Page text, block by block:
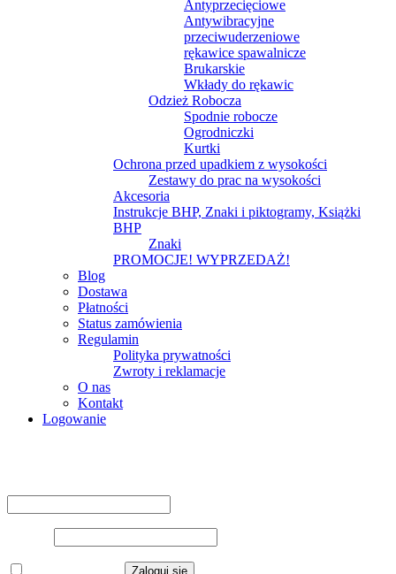
Antyprzecięciowe
Antywibracyjne
przeciwuderzeniowe
rękawice spawalnicze
Brukarskie
Wkłady do rękawic
Odzież Robocza
Spodnie robocze
Ogrodniczki
Kurtki
Ochrona przed upadkiem z wysokości
Zestawy do prac na wysokości
Akcesoria
Instrukcje BHP, Znaki i piktogramy, Książki
BHP
Znaki
PROMOCJE! WYPRZEDAŻ!
Blog
Dostawa
Płatności
Status zamówienia
Regulamin
Polityka prywatności
Zwroty i reklamacje
O nas
Kontakt
Logowanie
Zaloguj się